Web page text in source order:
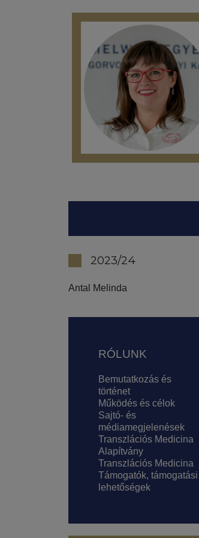
2023/24
Antal Melinda
Lábléc
RÓLUNK
Bemutatkozás és
történet
Működés és célok
Sajtó- és
médiamegjelenések
Transzlációs Medicina
Alapítvány
Transzlációs Medicina
Támogatók, támogatási
lehetőségek